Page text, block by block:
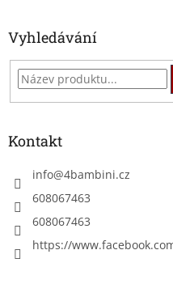
Vyhledávání
Kontakt
info@4bambini.cz
608067463
608067463
https://